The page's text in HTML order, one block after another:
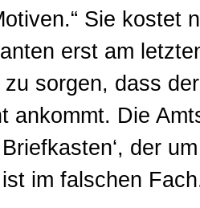
Sie kostet
erst am
sorgen, dass
ankommt. Die
der
im falschen